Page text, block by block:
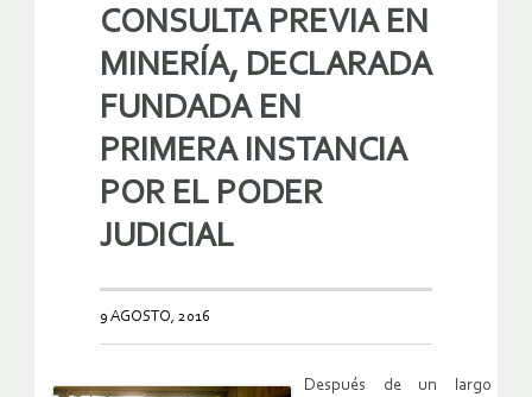
CONSULTA PREVIA EN
MINERÍA, DECLARADA
FUNDADA EN
PRIMERA INSTANCIA
POR EL PODER
JUDICIAL
9 AGOSTO, 2016
Después de un largo